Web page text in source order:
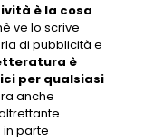
è la cosa
ve lo scrive
di pubblicità e
è
per qualsiasi
anche
parte